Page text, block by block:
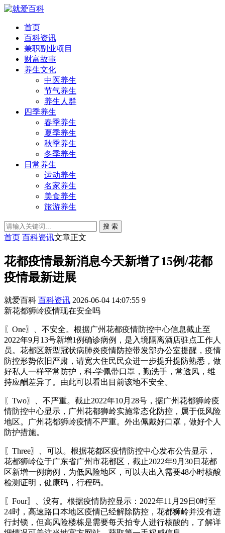
首页
百科资讯
兼职副业项目
财富故事
养生文化
中医养生
节气养生
养生人群
四季养生
春季养生
夏季养生
秋季养生
冬季养生
日常养生
运动养生
名家养生
美食养生
旅游养生
搜 索
首页 百科资讯文章正文
花都疫情最新消息今天新增了15例/花都
疫情最新进展
就爱百科 百科资讯 2026-06-04 14:07:55 9
新花都狮岭疫情现在安全吗
〖One〗、不安全。根据广州花都疫情防控中心信息截止至
2022年9月13号新增1例确诊病例，是入境隔离酒店驻点工作人
员。花都区新型冠状病肺炎疫情防控带发部办公室提醒，疫情
防控形势依旧严肃，请宽大住民民众进一步提升提防熟悉，做
好私人一样平常防护，科-学佩带口罩，勤洗手，常透风，维
持应酬差异了。由此可以看出目前该地不安全。
〖Two〗、不严重。截止2022年10月28号，据广州花都狮岭疫
情防控中心显示，广州花都狮岭实施常态化防控，属于低风险
地区。广州花都狮岭疫情不严重。外出佩戴好口罩，做好个人
防护措施。
〖Three〗、可以。根据花都区疫情防控中心发布公告显示，
花都狮岭位于广东省广州市花都区，截止2022年9月30日花都
区新增一例病例，为低风险地区，可以去出入需要48小时核酸
检测证明，健康码，行程码。
〖Four〗、没有。根据疫情防控显示：2022年11月29日0时至
24时，高速路口本地区疫情已经解除防控，花都狮岭并没有进
行封锁，但高风险楼栋是需要每天拍专人进行核酸的，了解详